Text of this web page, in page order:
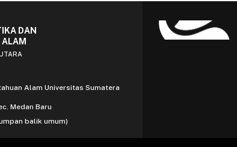
DAN
ALAM
Alam Universitas Sumatera
Medan Baru
balik umum)